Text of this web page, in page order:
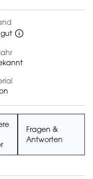
gut
Fragen &
Antworten